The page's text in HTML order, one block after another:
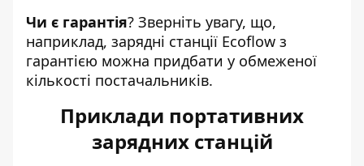
Чи є гарантія? Зверніть увагу, що,
наприклад, зарядні станції Ecoflow з
гарантією можна придбати у обмеженої
кількості постачальників.
Приклади портативних
зарядних станцій